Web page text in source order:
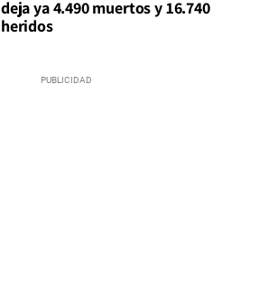
deja ya 4.490 muertos y 16.740
heridos